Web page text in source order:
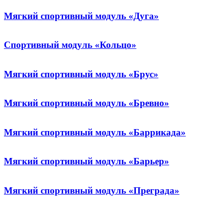
Мягкий спортивный модуль «Дуга»
Cпортивный модуль «Кольцо»
Мягкий спортивный модуль «Брус»
Мягкий спортивный модуль «Бревно»
Мягкий спортивный модуль «Баррикада»
Мягкий спортивный модуль «Барьер»
Мягкий спортивный модуль «Преграда»